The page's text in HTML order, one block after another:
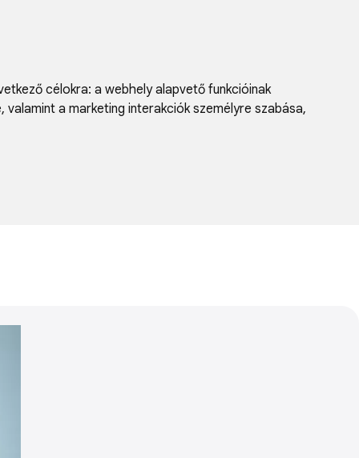
célokra: a webhely alapvető funkcióinak
a marketing interakciók személyre szabása,